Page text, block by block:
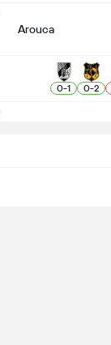
Arouca
0-1 0-2